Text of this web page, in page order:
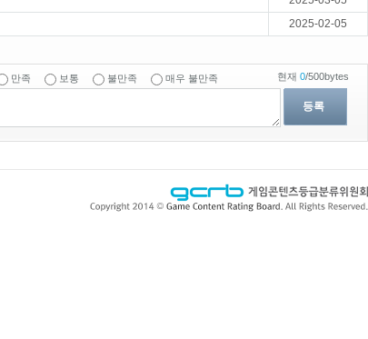
2025-02-05
만족 보통 불만족 매우 불만족
등록
현재 0/500bytes